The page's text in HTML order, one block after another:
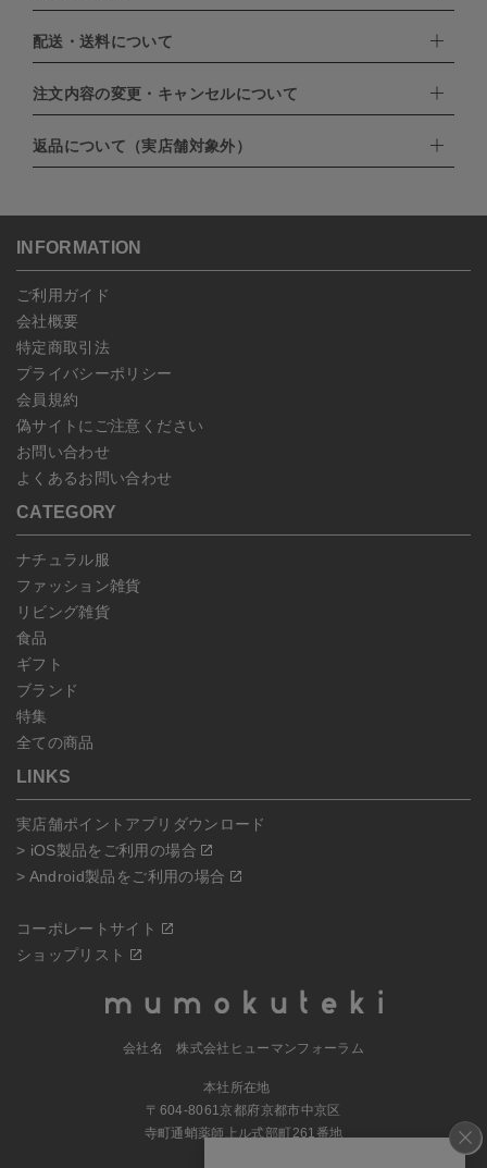
下記お支払い方法よりお選びいただけます。
・クレジットカード（VISA,mastercard,JCB,AMERICAN
EXPRESS,Diners Club）
・PayPay
・NP後払い
配送・送料について
配達業者：日本郵便
北海道：1,400円
沖縄：1,400円
注文内容の変更・キャンセルについて
ご注文日当日から翌日のAM9:00までにご連絡頂いた場合はキャン
セルは可能です。
ンセルしていただいた後、ご希望の商品のみ再度ご注文お願いしま
予約商品など一部キャンセルが出来ない場合がございます。あらか
じめご了承ください。
返品について（実店舗対象外）
こちらよりご依頼ください。
INFORMATION
ご利用ガイド
会社概要
特定商取引法
プライバシーポリシー
会員規約
偽サイトにご注意ください
お問い合わせ
よくあるお問い合わせ
CATEGORY
ナチュラル服
ファッション雑貨
リビング雑貨
食品
ギフト
ブランド
特集
全ての商品
LINKS
実店舗ポイントアプリダウンロード
> iOS製品をご利用の場合
> Android製品をご利用の場合
コーポレートサイト
ショップリスト
会社名 株式会社ヒューマンフォーラム
本社所在地
〒604-8061京都府京都市中京区
寺町通蛸薬師上ル式部町261番地